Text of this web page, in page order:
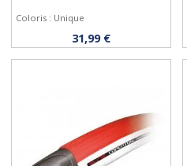
Acheter
Coloris : Unique
31,99 €